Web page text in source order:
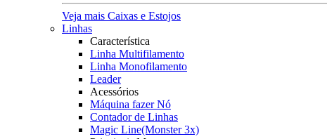
Veja mais Caixas e Estojos
Linhas
Característica
Linha Multifilamento
Linha Monofilamento
Leader
Acessórios
Máquina fazer Nó
Contador de Linhas
Magic Line(Monster 3x)